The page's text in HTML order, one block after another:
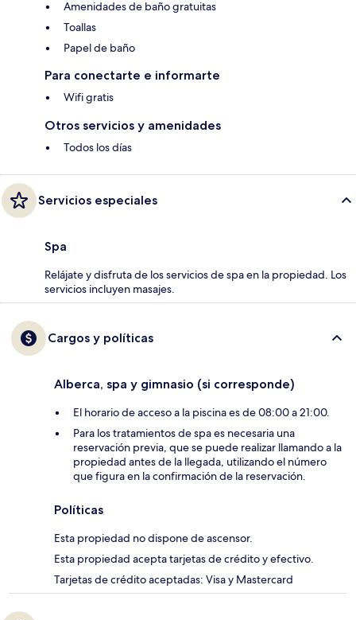
Amenidades de baño gratuitas
Toallas
Papel de baño
Para conectarte e informarte
Wifi gratis
Otros servicios y amenidades
Todos los días
Servicios especiales
Spa
Relájate y disfruta de los servicios de spa en la propiedad. Los
servicios incluyen masajes.
Cargos y políticas
Alberca, spa y gimnasio (si corresponde)
El horario de acceso a la piscina es de 08:00 a 21:00.
Para los tratamientos de spa es necesaria una
reservación previa, que se puede realizar llamando a la
propiedad antes de la llegada, utilizando el número
que figura en la confirmación de la reservación.
Políticas
Esta propiedad no dispone de ascensor.
Esta propiedad acepta tarjetas de crédito y efectivo.
Tarjetas de crédito aceptadas: Visa y Mastercard